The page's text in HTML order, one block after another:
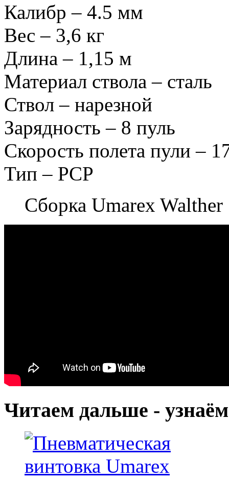
Калибр – 4.5 мм
Вес – 3,6 кг
Длина – 1,15 м
Материал ствола – сталь
Ствол – нарезной
Зарядность – 8 пуль
Скорость полета пули –
Тип – PCP
Сборка Umarex
Читаем дальше -